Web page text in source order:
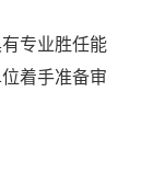
专业胜任能
着手准备审